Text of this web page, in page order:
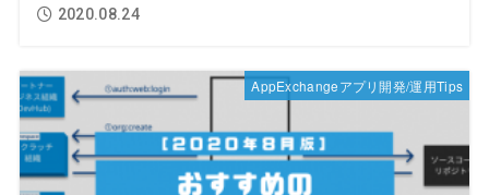
2020.08.24
AppExchangeアプリ開発/運用Tips